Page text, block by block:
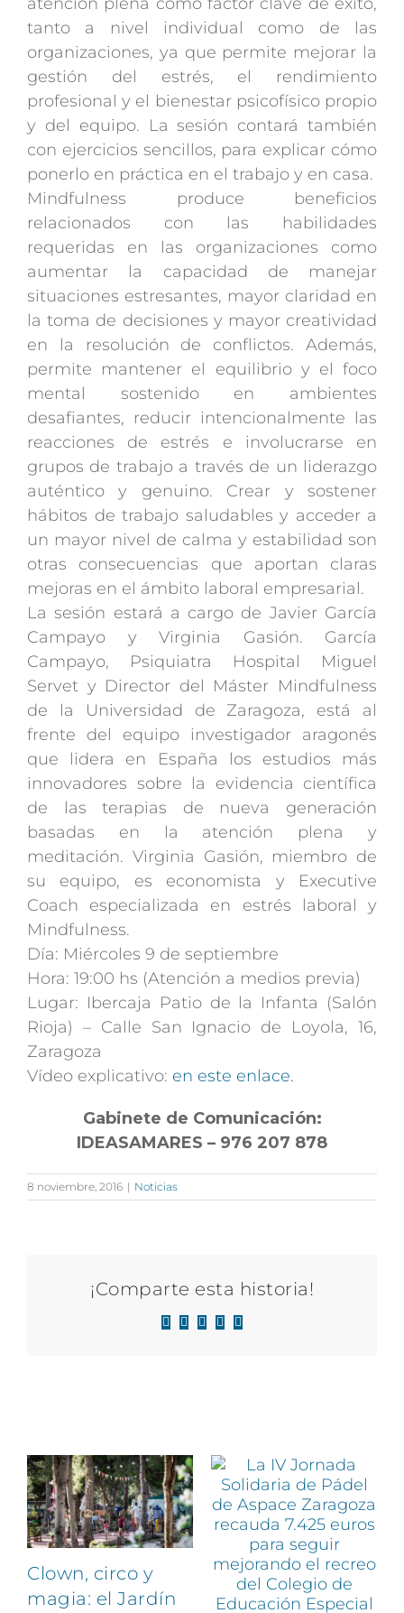
tanto a nivel individual como de las
organizaciones, ya que permite mejorar la
gestión del estrés, el rendimiento
profesional y el bienestar psicofísico propio
y del equipo. La sesión contará también
con ejercicios sencillos, para explicar cómo
ponerlo en práctica en el trabajo y en casa.
Mindfulness produce beneficios
relacionados con las habilidades
requeridas en las organizaciones como
aumentar la capacidad de manejar
situaciones estresantes, mayor claridad en
la toma de decisiones y mayor creatividad
en la resolución de conflictos. Además,
permite mantener el equilibrio y el foco
mental sostenido en ambientes
desafiantes, reducir intencionalmente las
reacciones de estrés e involucrarse en
grupos de trabajo a través de un liderazgo
auténtico y genuino. Crear y sostener
hábitos de trabajo saludables y acceder a
un mayor nivel de calma y estabilidad son
otras consecuencias que aportan claras
mejoras en el ámbito laboral empresarial.
La sesión estará a cargo de Javier García
Campayo y Virginia Gasión. García
Campayo, Psiquiatra Hospital Miguel
Servet y Director del Máster Mindfulness
de la Universidad de Zaragoza, está al
frente del equipo investigador aragonés
que lidera en España los estudios más
innovadores sobre la evidencia científica
de las terapias de nueva generación
basadas en la atención plena y
meditación. Virginia Gasión, miembro de
su equipo, es economista y Executive
Coach especializada en estrés laboral y
Mindfulness.
Día: Miércoles 9 de septiembre
Hora: 19:00 hs (Atención a medios previa)
Lugar: Ibercaja Patio de la Infanta (Salón
Rioja) – Calle San Ignacio de Loyola, 16,
Zaragoza
Vídeo explicativo: en este enlace.
Gabinete de Comunicación:
IDEASAMARES – 976 207 878
8 noviembre, 2016 | Noticias
¡Comparte esta historia!
Facebook
X LinkedIn
WhatsApp
Correo
Clown, circo y
magia: el Jardín